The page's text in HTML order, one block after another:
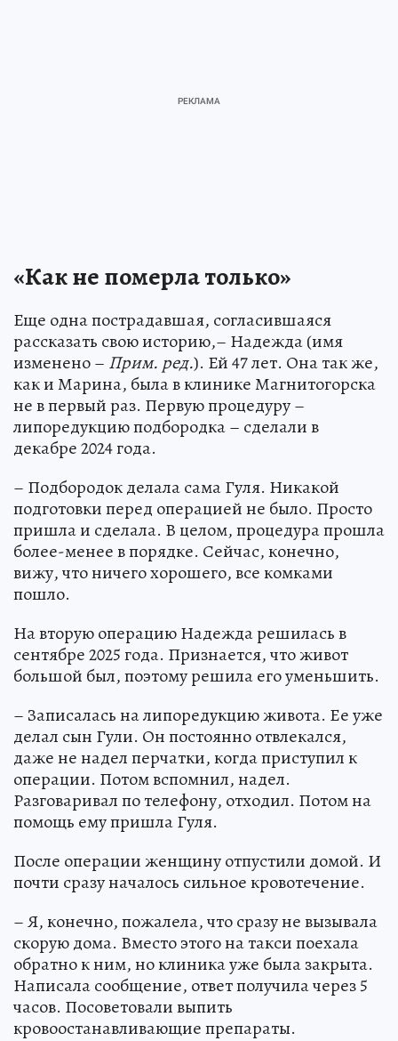
«Как не померла только»
Еще одна пострадавшая, согласившаяся
рассказать свою историю,– Надежда (имя
изменено – Прим. ред.). Ей 47 лет. Она так же,
как и Марина, была в клинике Магнитогорска
не в первый раз. Первую процедуру –
липоредукцию подбородка – сделали в
декабре 2024 года.
– Подбородок делала сама Гуля. Никакой
подготовки перед операцией не было. Просто
пришла и сделала. В целом, процедура прошла
более-менее в порядке. Сейчас, конечно,
вижу, что ничего хорошего, все комками
пошло.
На вторую операцию Надежда решилась в
сентябре 2025 года. Признается, что живот
большой был, поэтому решила его уменьшить.
– Записалась на липоредукцию живота. Ее уже
делал сын Гули. Он постоянно отвлекался,
даже не надел перчатки, когда приступил к
операции. Потом вспомнил, надел.
Разговаривал по телефону, отходил. Потом на
помощь ему пришла Гуля.
После операции женщину отпустили домой. И
почти сразу началось сильное кровотечение.
– Я, конечно, пожалела, что сразу не вызывала
скорую дома. Вместо этого на такси поехала
обратно к ним, но клиника уже была закрыта.
Написала сообщение, ответ получила через 5
часов. Посоветовали выпить
кровоостанавливающие препараты.